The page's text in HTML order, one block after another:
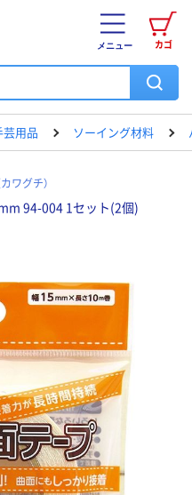
カゴ
メニュー
芸用品 ソーイング材料
ワグチ）
94-004 1セット(2個)